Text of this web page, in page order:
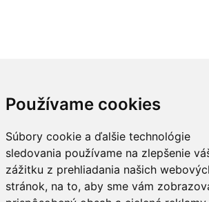
Používame cookies
Súbory cookie a ďalšie technológie
sledovania používame na zlepšenie
zážitku z prehliadania našich
stránok, na to, aby sme vám